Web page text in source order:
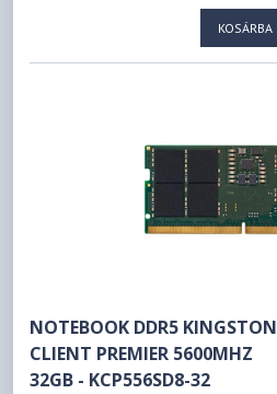
KOSÁRBA
NOTEBOOK DDR5 KINGSTON
CLIENT PREMIER 5600MHZ
32GB - KCP556SD8-32